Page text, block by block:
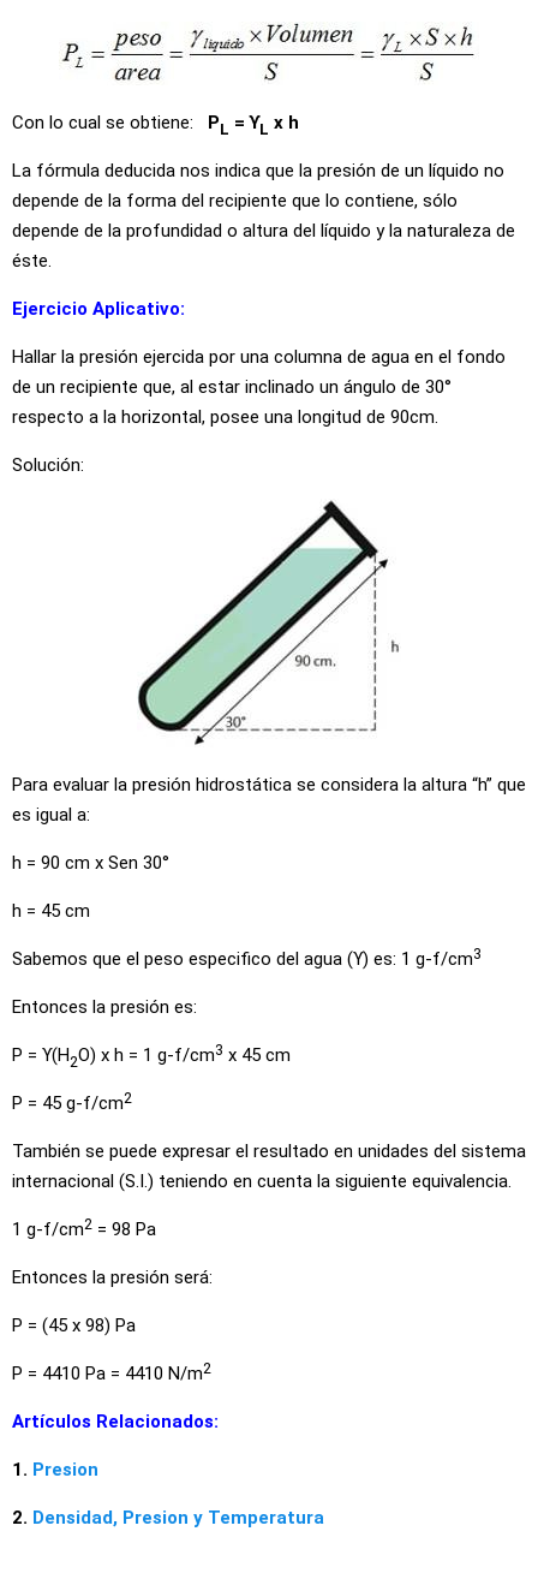
Con lo cual se obtiene: PL = ϒL x h
La fórmula deducida nos indica que la presión de un líquido no
depende de la forma del recipiente que lo contiene, sólo
depende de la profundidad o altura del líquido y la naturaleza de
éste.
Ejercicio Aplicativo:
Hallar la presión ejercida por una columna de agua en el fondo
de un recipiente que, al estar inclinado un ángulo de 30°
respecto a la horizontal, posee una longitud de 90cm.
Solución:
Para evaluar la presión hidrostática se considera la altura “h” que
es igual a:
h = 90 cm x Sen 30°
h = 45 cm
Sabemos que el peso especifico del agua (ϒ) es: 1 g-f/cm3
Entonces la presión es:
P = ϒ(H2O) x h = 1 g-f/cm3 x 45 cm
P = 45 g-f/cm2
También se puede expresar el resultado en unidades del sistema
internacional (S.I.) teniendo en cuenta la siguiente equivalencia.
1 g-f/cm2 = 98 Pa
Entonces la presión será:
P = (45 x 98) Pa
P = 4410 Pa = 4410 N/m2
Artículos Relacionados:
1. Presion
2. Densidad, Presion y Temperatura